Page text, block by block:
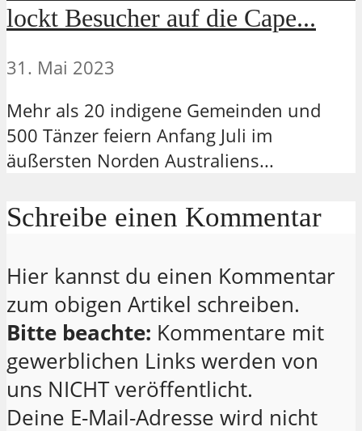
lockt Besucher auf die Cape...
31. Mai 2023
Mehr als 20 indigene Gemeinden und
500 Tänzer feiern Anfang Juli im
äußersten Norden Australiens...
Schreibe einen Kommentar
Hier kannst du einen Kommentar
zum obigen Artikel schreiben.
Bitte beachte: Kommentare mit
gewerblichen Links werden von
uns NICHT veröffentlicht.
Deine E-Mail-Adresse wird nicht